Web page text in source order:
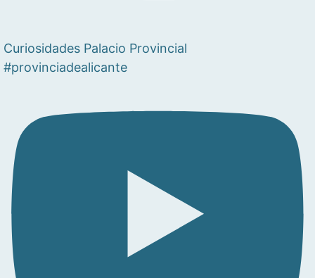
Curiosidades Palacio Provincial
#provinciadealicante